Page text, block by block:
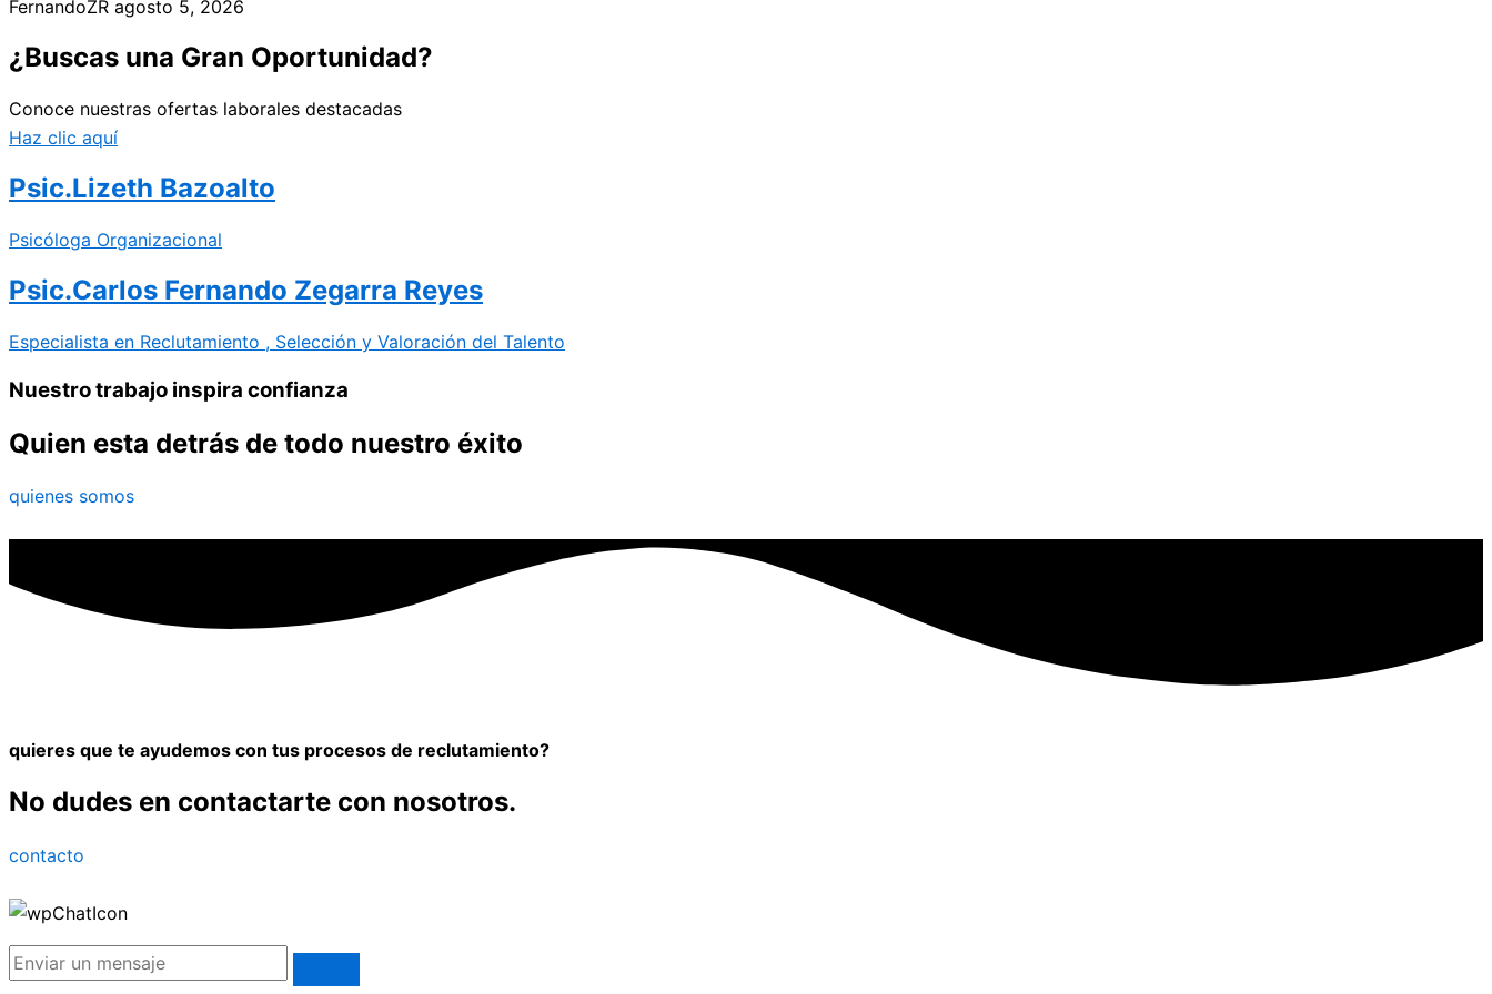
FernandoZR agosto 5, 2026
¿Buscas una Gran Oportunidad?
Conoce nuestras ofertas laborales destacadas
Haz clic aquí
Psic.Lizeth Bazoalto
Psicóloga Organizacional
Psic.Carlos Fernando Zegarra Reyes
Especialista en Reclutamiento , Selección y Valoración del Talento
Nuestro trabajo inspira confianza
Quien esta detrás de todo nuestro éxito
quienes somos
quieres que te ayudemos con tus procesos de reclutamiento?
No dudes en contactarte con nosotros.
contacto